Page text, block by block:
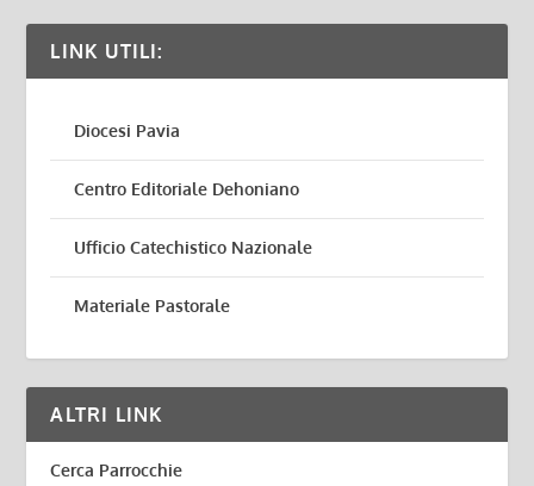
LINK UTILI:
Diocesi Pavia
Centro Editoriale Dehoniano
Ufficio Catechistico Nazionale
Materiale Pastorale
ALTRI LINK
Cerca Parrocchie